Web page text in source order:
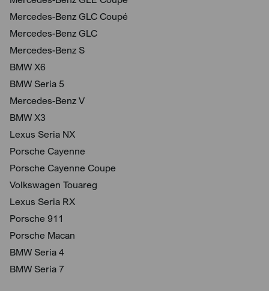
Mercedes-Benz GLC Coupé
Mercedes-Benz GLC
Mercedes-Benz S
BMW X6
BMW Seria 5
Mercedes-Benz V
BMW X3
Lexus Seria NX
Porsche Cayenne
Porsche Cayenne Coupe
Volkswagen Touareg
Lexus Seria RX
Porsche 911
Porsche Macan
BMW Seria 4
BMW Seria 7